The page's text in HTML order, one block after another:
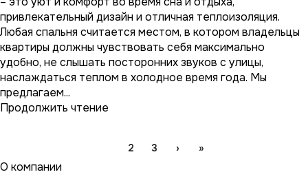
привлекательный дизайн и отличная теплоизоляция.
Любая спальня считается местом, в котором владельцы
квартиры должны чувствовать себя максимально
удобно, не слышать посторонних звуков с улицы,
наслаждаться теплом в холодное время года. Мы
предлагаем...
Продолжить чтение
2 3 › »
О компании